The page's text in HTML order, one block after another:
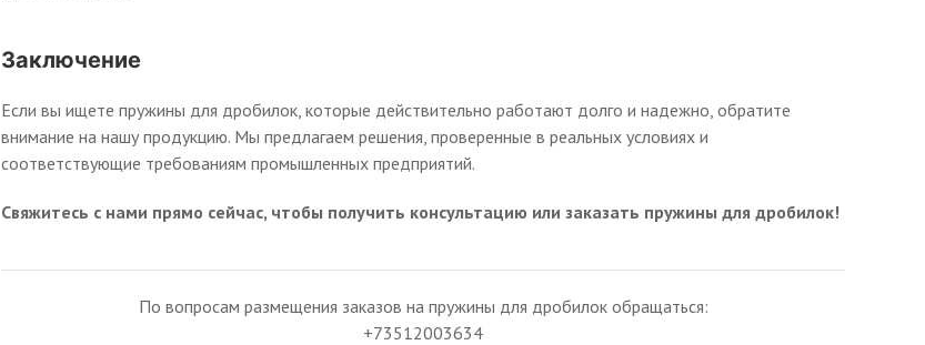
Заключение
Если вы ищете пружины для дробилок, которые действительно работают долго и надежно, обратите
внимание на нашу продукцию. Мы предлагаем решения, проверенные в реальных условиях и
соответствующие требованиям промышленных предприятий.
Свяжитесь с нами прямо сейчас, чтобы получить консультацию или заказать пружины для дробилок!
По вопросам размещения заказов на пружины для дробилок обращаться:
+73512003634